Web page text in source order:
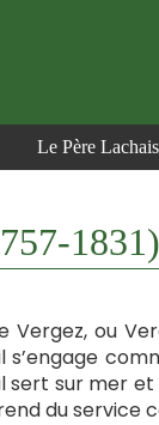
Le Père
1831)
Vergez, ou
s’engage
sert sur mer
du service